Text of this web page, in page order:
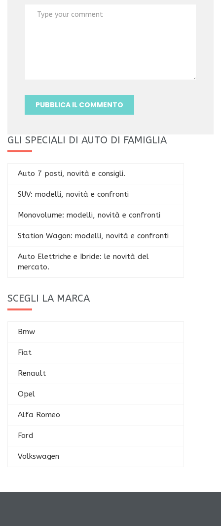
GLI SPECIALI DI AUTO DI FAMIGLIA
Auto 7 posti, novità e consigli.
SUV: modelli, novità e confronti
Monovolume: modelli, novità e confronti
Station Wagon: modelli, novità e confronti
Auto Elettriche e Ibride: le novità del
mercato.
SCEGLI LA MARCA
Bmw
Fiat
Renault
Opel
Alfa Romeo
Ford
Volkswagen